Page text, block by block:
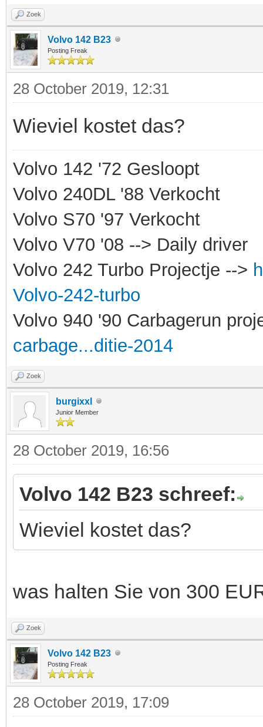
Zoek
Volvo 142 B23
Posting Freak
28 October 2019, 12:31
Wieviel kostet das?
Volvo 142 '72 Gesloopt
Volvo 240DL '88 Verkocht
Volvo S70 '97 Verkocht
Volvo V70 '08 --> Daily driver
Volvo 242 Turbo Projectje -->
Volvo-242-turbo
Volvo 940 '90 Carbagerun
carbage...ditie-2014
Zoek
burgixxl
Junior Member
28 October 2019, 16:56
Volvo 142 B23 schreef:
Wieviel kostet das?
was halten Sie von 300
Zoek
Volvo 142 B23
Posting Freak
28 October 2019, 17:09